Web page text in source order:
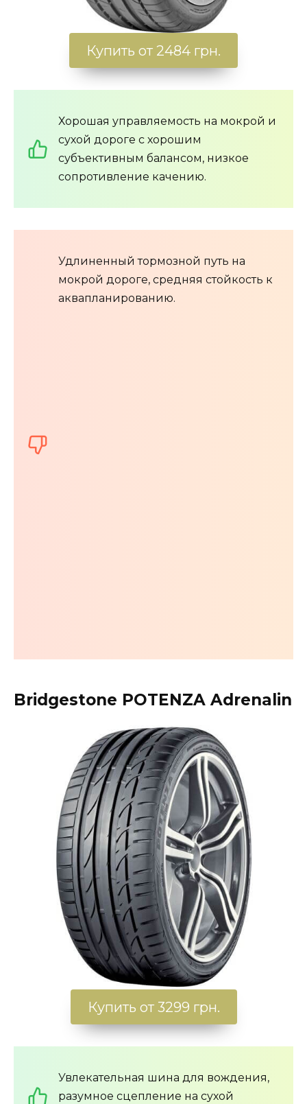
Купить от 2484 грн.
Хорошая управляемость на мокрой и
сухой дороге с хорошим
субъективным балансом, низкое
сопротивление качению.
Удлиненный тормозной путь на
мокрой дороге, средняя стойкость к
аквапланированию.
Bridgestone POTENZA Adrenalin
Купить от 3299 грн.
Увлекательная шина для вождения,
разумное сцепление на сухой